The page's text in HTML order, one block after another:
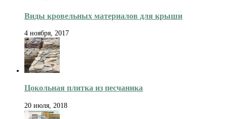
Виды кровельных материалов для крыши
4 ноября, 2017
Цокольная плитка из песчаника
20 июля, 2018